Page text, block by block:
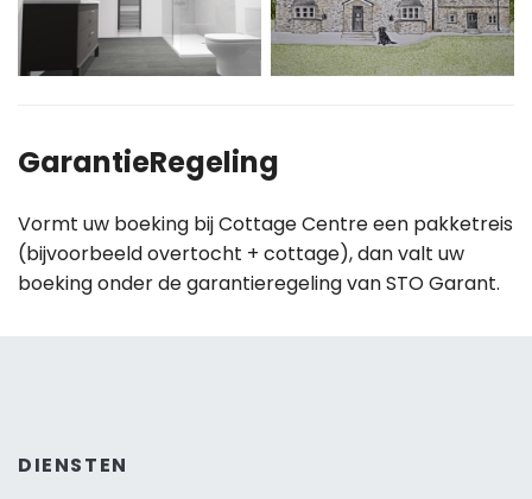
GarantieRegeling
Vormt uw boeking bij Cottage Centre een pakketreis
(bijvoorbeeld overtocht + cottage), dan valt uw
boeking onder de garantieregeling van STO Garant.
DIENSTEN